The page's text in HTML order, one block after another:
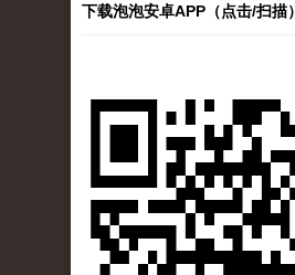
下载泡泡安卓APP（点击/扫描）